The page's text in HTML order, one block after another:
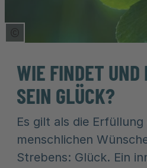
Copyright Tooltip öffnen
WIE FINDET UND
SEIN GLÜCK?
Es gilt als die Erfüllung
menschlichen
Strebens: Glück. Ein